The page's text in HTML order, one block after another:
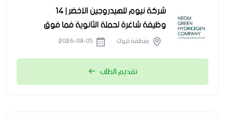
شركة نيوم للهيدروجين الأخضر | 14
وظيفة شاغرة لحملة الثانوية فما فوق
منطقة تبوك
تقديم الطلب